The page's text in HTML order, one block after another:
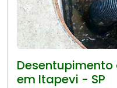
em Itapevi - SP